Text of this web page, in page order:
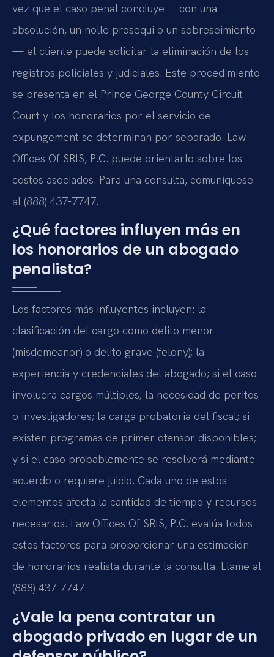
vez que el caso penal concluye —con una
absolución, un nolle prosequi o un sobreseimiento
— el cliente puede solicitar la eliminación de los
registros policiales y judiciales. Este procedimiento
se presenta en el Prince George County Circuit
Court y los honorarios por el servicio de
expungement se determinan por separado. Law
Offices Of SRIS, P.C. puede orientarlo sobre los
costos asociados. Para una consulta, comuníquese
al (888) 437-7747.
¿Qué factores influyen más en
los honorarios de un abogado
penalista?
Los factores más influyentes incluyen: la
clasificación del cargo como delito menor
(misdemeanor) o delito grave (felony); la
experiencia y credenciales del abogado; si el caso
involucra cargos múltiples; la necesidad de peritos
o investigadores; la carga probatoria del fiscal; si
existen programas de primer ofensor disponibles;
y si el caso probablemente se resolverá mediante
acuerdo o requiere juicio. Cada uno de estos
elementos afecta la cantidad de tiempo y recursos
necesarios. Law Offices Of SRIS, P.C. evalúa todos
estos factores para proporcionar una estimación
de honorarios realista durante la consulta. Llame al
(888) 437-7747.
¿Vale la pena contratar un
abogado privado en lugar de un